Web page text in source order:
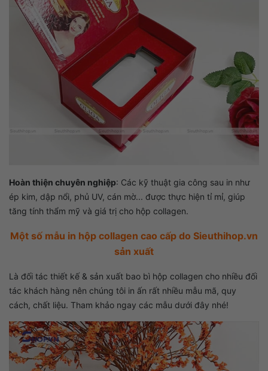
Hoàn thiện chuyên nghiệp: Các kỹ thuật gia công sau in như
ép kim, dập nổi, phủ UV, cán mờ... được thực hiện tỉ mỉ, giúp
tăng tính thẩm mỹ và giá trị cho hộp collagen.
Một số mẫu in hộp collagen cao cấp do Sieuthihop.vn
sản xuất​
Là đối tác thiết kế & sản xuất bao bì hộp collagen cho nhiều đối
tác khách hàng nên chúng tôi in ấn rất nhiều mẫu mã, quy
cách, chất liệu. Tham khảo ngay các mẫu dưới đây nhé!